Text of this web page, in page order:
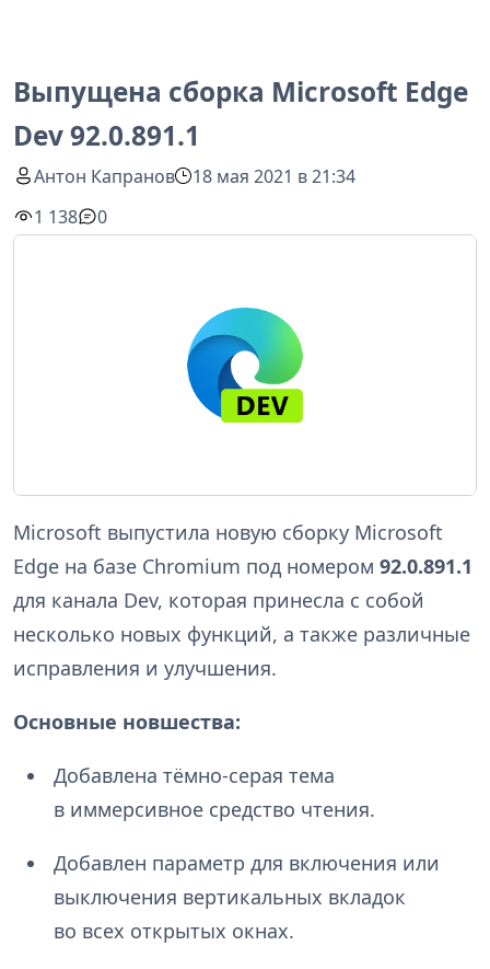
Выпущена сборка Microsoft Edge
Dev 92.0.891.1
Антон Капранов
18 мая 2021 в 21:34
1 138
0
Microsoft выпустила новую сборку Microsoft
Edge на базе Chromium под номером 92.0.891.1
для канала Dev, которая принесла с собой
несколько новых функций, а также различные
исправления и улучшения.
Основные новшества:
Добавлена тёмно-серая тема
в иммерсивное средство чтения.
Добавлен параметр для включения или
выключения вертикальных вкладок
во всех открытых окнах.